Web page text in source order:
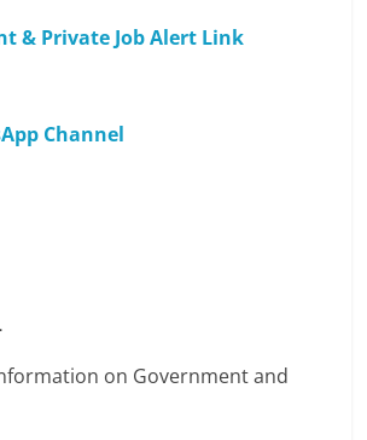
& Private Job Alert Link
Channel
on Government and